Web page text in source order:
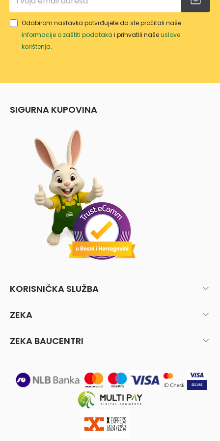
Odabirom nastavka potvrđujete da ste pročitali naše
informacije o zaštiti podataka i prihvatili našeuslove
korištenja.
SIGURNA KUPOVINA
KORISNIČKA SLUŽBA
ZEKA
ZEKA BAUCENTRI